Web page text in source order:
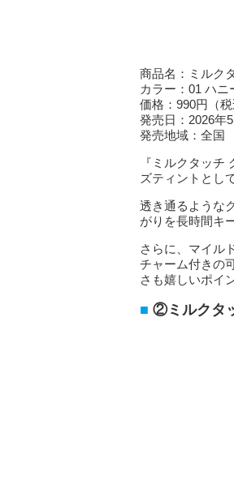
商品名：ミルク
カラー：01 ハニ
価格：990円（税
発売日：2026年
発売地域：全国
『ミルクタッ
ズティントとし
透き通るような
がりを長時間キ
さらに、マイル
チャーム付きの
さも嬉しいポイ
②ミルクタ